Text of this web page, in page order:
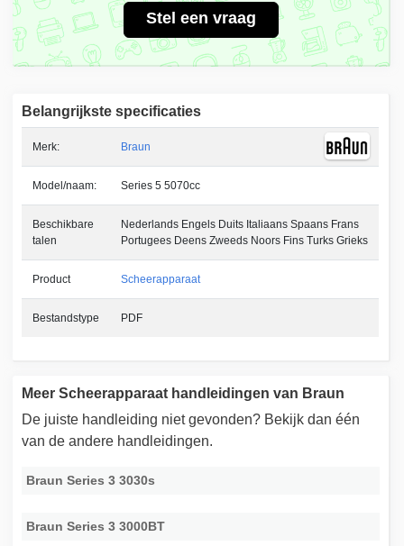
Stel een vraag
Belangrijkste specificaties
Merk: Braun
Model/naam: Series 5 5070cc
Beschikbare
talen
Nederlands Engels Duits Italiaans Spaans Frans
Portugees Deens Zweeds Noors Fins Turks Grieks
Product Scheerapparaat
Bestandstype PDF
Meer Scheerapparaat handleidingen van Braun
De juiste handleiding niet gevonden? Bekijk dan één
van de andere handleidingen.
Braun Series 3 3030s
Braun Series 3 3000BT